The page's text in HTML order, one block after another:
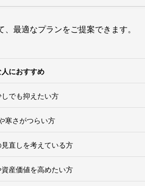
最適なプランをご提案できます。
におすすめ
でも抑えたい方
寒さがつらい方
直しを考えている方
産価値を高めたい方